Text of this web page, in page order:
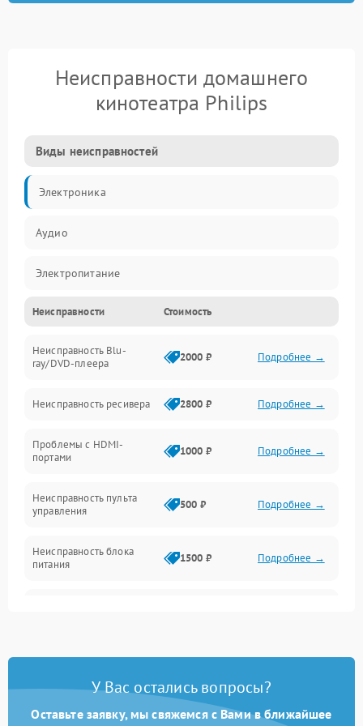
Неисправности домашнего
кинотеатра Philips
Виды неисправностей
Электроника
Аудио
Электропитание
Интерфейсы
Акустика
Механические повреждения
Неисправности Стоимость
Неисправность Blu-
ray/DVD-плеера
2000 ₽ Подробнее →
Неисправность ресивера 2800 ₽ Подробнее →
Проблемы с HDMI-
портами
1000 ₽ Подробнее →
Неисправность пульта
управления
500 ₽ Подробнее →
Неисправность блока
питания
1500 ₽ Подробнее →
Неисправность
Неисправность Wi-
1500 ₽ Подробнее →
У Вас остались вопросы?
Оставьте заявку, мы свяжемся с Вами в ближайшее